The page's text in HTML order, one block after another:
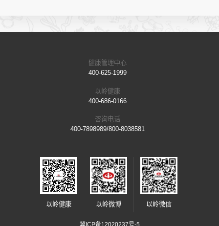
健康管理中心
400-625-1999
以岭健康
400-686-0166
咨询电话
400-7898989/800-8038581
以岭健康 以岭微博 以岭微信
冀ICP备12020237号-5